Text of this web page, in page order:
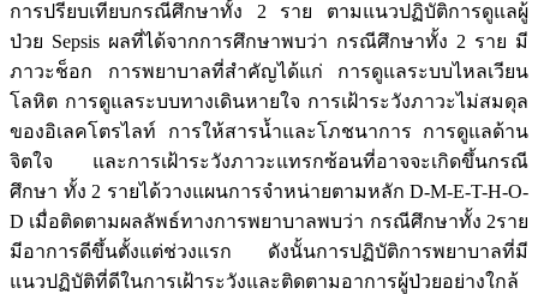
การปรียบเทียบกรณีศึกษาทั้ง 2 ราย ตามแนวปฏิบัติการดูแลผู้
ป่วย Sepsis ผลที่ได้จากการศึกษาพบว่า กรณีศึกษาทั้ง 2 ราย มี
ภาวะช็อก การพยาบาลที่สำคัญได้แก่ การดูแลระบบไหลเวียน
โลหิต การดูแลระบบทางเดินหายใจ การเฝ้าระวังภาวะไม่สมดุล
ของอิเลคโตรไลท์ การให้สารน้ำและโภชนาการ การดูแลด้าน
จิตใจ และการเฝ้าระวังภาวะแทรกซ้อนที่อาจจะเกิดขึ้นกรณี
ศึกษา ทั้ง 2 รายได้วางแผนการจำหน่ายตามหลัก D-M-E-T-H-O-
D เมื่อติดตามผลลัพธ์ทางการพยาบาลพบว่า กรณีศึกษาทั้ง 2ราย
มีอาการดีขึ้นตั้งแต่ช่วงแรก ดังนั้นการปฏิบัติการพยาบาลที่มี
แนวปฏิบัติที่ดีในการเฝ้าระวังและติดตามอาการผู้ป่วยอย่างใกล้